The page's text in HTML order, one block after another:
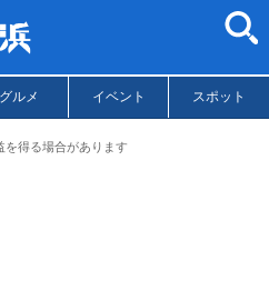
グルメ イベント スポット
得る場合があります